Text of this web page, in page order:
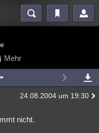
Mystery Kriminalfälle
Mehr
24.08.2004 um 19:30
nicht.